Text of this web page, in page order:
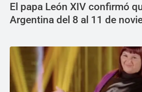
El papa León XIV confirmó
Argentina del 8 al 11 de